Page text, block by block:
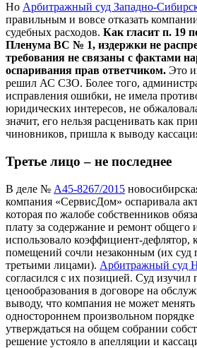
Но Арбитражный суд Западно-
правильным и вовсе отказать
судебных расходов. Как гласит п. 19
Пленума ВС № 1, издержки не
требования не связаны с фактами
оспаривания прав ответчиком. Это
решил АС СЗО. Более того,
исправления ошибки, не имела
юридических интересов, не
значит, его нельзя расценивать как
чиновников, пришла к выводу
Третье лицо – не последнее
В деле № А45-8267/2015
компания «СервисДом» оспаривала
которая по жалобе собственников
плату за содержание и ремонт
использовало коэффициент-дефлятор,
помещений сочли незаконным (их суд
третьими лицами). Арбитражный суд
согласился с их позицией. Суд изучил
ценообразования в договоре на
выводу, что компания не может
одностороннем произвольном
утверждаться на общем собрании
решение устояло в апелляции и